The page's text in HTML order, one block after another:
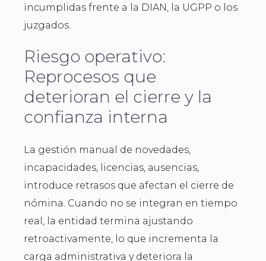
incumplidas frente a la DIAN, la UGPP o los
juzgados.
Riesgo operativo:
Reprocesos que
deterioran el cierre y la
confianza interna
La gestión manual de novedades,
incapacidades, licencias, ausencias,
introduce retrasos que afectan el cierre de
nómina. Cuando no se integran en tiempo
real, la entidad termina ajustando
retroactivamente, lo que incrementa la
carga administrativa y deteriora la